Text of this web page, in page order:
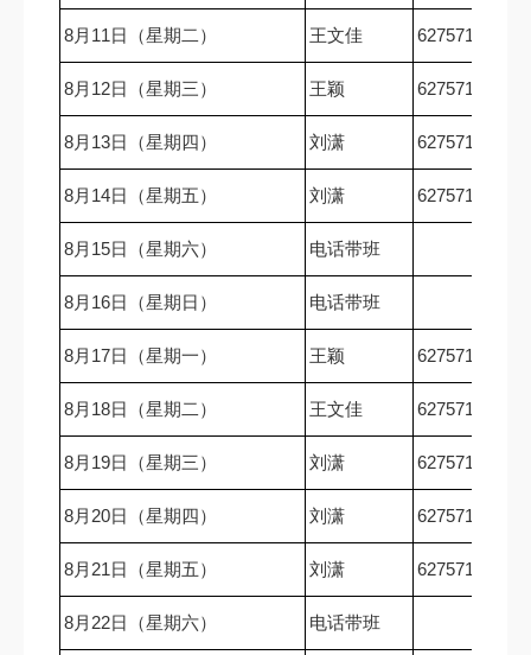
8月11日（星期二） 王文佳 62757167
8月12日（星期三） 王颖 62757167
8月13日（星期四） 刘潇 62757167
8月14日（星期五） 刘潇 62757167
8月15日（星期六） 电话带班
8月16日（星期日） 电话带班
8月17日（星期一） 王颖 62757167
8月18日（星期二） 王文佳 62757167
8月19日（星期三） 刘潇 62757167
8月20日（星期四） 刘潇 62757167
8月21日（星期五） 刘潇 62757167
8月22日（星期六） 电话带班